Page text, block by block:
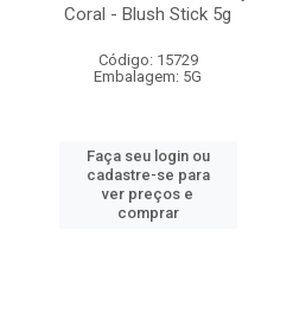
Coral - Blush Stick 5g
Código: 15729
Embalagem: 5G
Faça seu login ou
cadastre-se para
ver preços e
comprar